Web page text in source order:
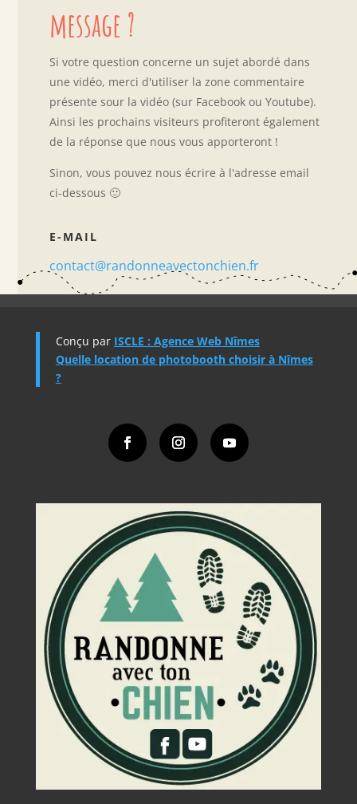
message ?
Si votre question concerne un sujet abordé dans
une vidéo, merci d'utiliser la zone commentaire
présente sour la vidéo (sur Facebook ou Youtube).
Ainsi les prochains visiteurs profiteront également
de la réponse que nous vous apporteront !
Sinon, vous pouvez nous écrire à l'adresse email
ci-dessous 🙂
E-MAIL
contact@randonneavectonchien.fr
Conçu par ISCLE : Agence Web Nîmes
Quelle location de photobooth choisir à Nîmes
?